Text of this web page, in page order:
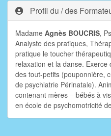
Profil du / des
Madame Agnès BOUCRIS,
Analyste des pratiques,
pratique le toucher
relaxation et la danse.
des tout-petits (pouponnière,
de psychiatrie Périnatale).
contenant mères – bébés à
en école de psychomotricité